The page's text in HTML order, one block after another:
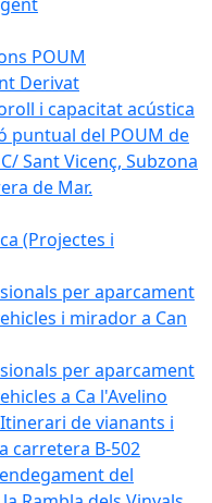
POUM
Derivat
i capacitat acústica
puntual del POUM de
Sant Vicenç, Subzona
de Mar.
(Projectes i
per aparcament
i mirador a Can
per aparcament
a Ca l'Avelino
de vianants i
carretera B-502
del